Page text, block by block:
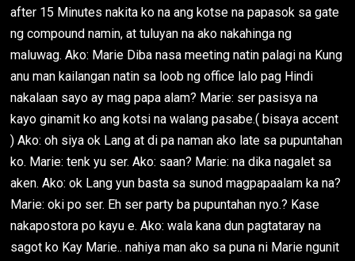
after 15 Minutes nakita ko na ang kotse na papasok sa gate
ng compound namin, at tuluyan na ako nakahinga ng
maluwag. Ako: Marie Diba nasa meeting natin palagi na Kung
anu man kailangan natin sa loob ng office lalo pag Hindi
nakalaan sayo ay mag papa alam? Marie: ser pasisya na
kayo ginamit ko ang kotsi na walang pasabe.( bisaya accent
) Ako: oh siya ok Lang at di pa naman ako late sa pupuntahan
ko. Marie: tenk yu ser. Ako: saan? Marie: na dika nagalet sa
aken. Ako: ok Lang yun basta sa sunod magpapaalam ka na?
Marie: oki po ser. Eh ser party ba pupuntahan nyo.? Kase
nakapostora po kayu e. Ako: wala kana dun pagtataray na
sagot ko Kay Marie.. nahiya man ako sa puna ni Marie ngunit